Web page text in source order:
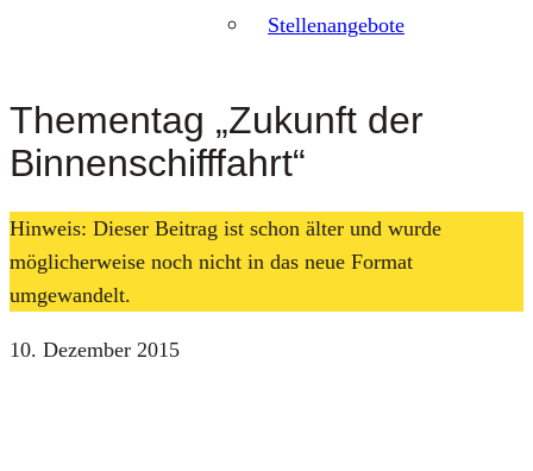
Stellenangebote
Thementag „Zukunft der
Binnenschifffahrt“
Hinweis: Dieser Beitrag ist schon älter und wurde
möglicherweise noch nicht in das neue Format
umgewandelt.
10. Dezember 2015